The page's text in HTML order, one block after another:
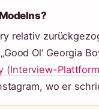
relativ
Ol‘ Georgia
(Interview-
wo er